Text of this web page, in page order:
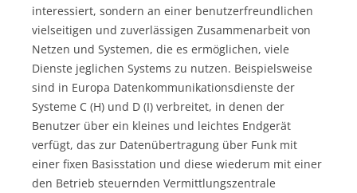
interessiert, sondern an einer benutzerfreundlichen
vielseitigen und zuverlässigen Zusammenarbeit von
Netzen und Systemen, die es ermöglichen, viele
Dienste jeglichen Systems zu nutzen. Beispielsweise
sind in Europa Datenkommunikationsdienste der
Systeme C (H) und D (I) verbreitet, in denen der
Benutzer über ein kleines und leichtes Endgerät
verfügt, das zur Datenübertragung über Funk mit
einer fixen Basisstation und diese wiederum mit einer
den Betrieb steuernden Vermittlungszentrale